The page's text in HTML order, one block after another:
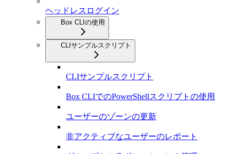
ヘッドレスログイン
Box CLIの使用
CLIサンプルスクリプト
CLIサンプルスクリプト
Box CLIでのPowerShellスクリプトの使用
ユーザーのゾーンの更新
非アクティブなユーザーのレポート